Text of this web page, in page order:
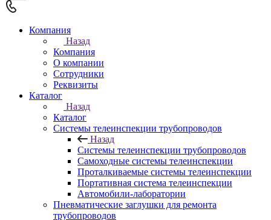
Компания
Назад
Компания
О компании
Сотрудники
Реквизиты
Каталог
Назад
Каталог
Системы телеинспекции трубопроводов
Назад
Системы телеинспекции трубопроводов
Самоходные системы телеинспекции
Проталкиваемые системы телеинспекции
Портативная система телеинспекции
Автомобили-лаборатории
Пневматические заглушки для ремонта
трубопроводов